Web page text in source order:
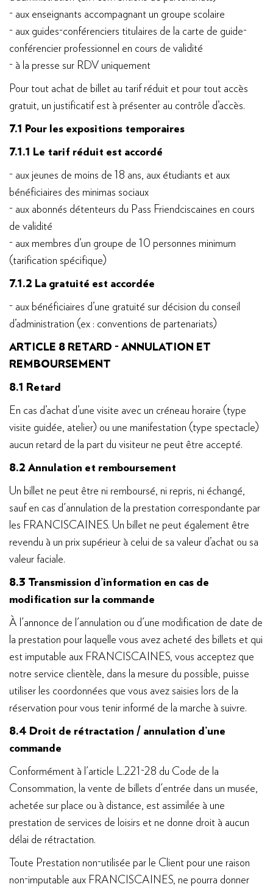
- aux enseignants accompagnant un groupe scolaire
- aux guides-conférenciers titulaires de la carte de guide-
conférencier professionnel en cours de validité
- à la presse sur RDV uniquement
Pour tout achat de billet au tarif réduit et pour tout accès
gratuit, un justificatif est à présenter au contrôle d’accès.
7.1 Pour les expositions temporaires
7.1.1 Le tarif réduit est accordé
- aux jeunes de moins de 18 ans, aux étudiants et aux
bénéficiaires des minimas sociaux
- aux abonnés détenteurs du Pass Friendciscaines en cours
de validité
- aux membres d’un groupe de 10 personnes minimum
(tarification spécifique)
7.1.2 La gratuité est accordée
- aux bénéficiaires d’une gratuité sur décision du conseil
d’administration (ex : conventions de partenariats)
ARTICLE 8 RETARD - ANNULATION ET
REMBOURSEMENT
8.1 Retard
En cas d’achat d’une visite avec un créneau horaire (type
visite guidée, atelier) ou une manifestation (type spectacle)
aucun retard de la part du visiteur ne peut être accepté.
8.2 Annulation et remboursement
Un billet ne peut être ni remboursé, ni repris, ni échangé,
sauf en cas d'annulation de la prestation correspondante par
les FRANCISCAINES. Un billet ne peut également être
revendu à un prix supérieur à celui de sa valeur d’achat ou sa
valeur faciale.
8.3 Transmission d’information en cas de
modification sur la commande
À l'annonce de l'annulation ou d'une modification de date de
la prestation pour laquelle vous avez acheté des billets et qui
est imputable aux FRANCISCAINES, vous acceptez que
notre service clientèle, dans la mesure du possible, puisse
utiliser les coordonnées que vous avez saisies lors de la
réservation pour vous tenir informé de la marche à suivre.
8.4 Droit de rétractation / annulation d’une
commande
Conformément à l'article L.221-28 du Code de la
Consommation, la vente de billets d'entrée dans un musée,
achetée sur place ou à distance, est assimilée à une
prestation de services de loisirs et ne donne droit à aucun
délai de rétractation.
Toute Prestation non-utilisée par le Client pour une raison
non-imputable aux FRANCISCAINES, ne pourra donner